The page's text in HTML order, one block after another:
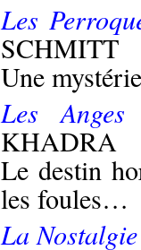
Les
SCHMITT
Une
Les
KHADRA
Le destin
les foules…
La